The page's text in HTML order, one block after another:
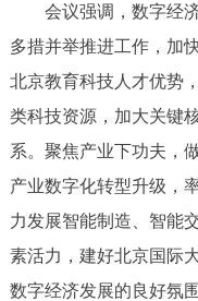
会议强调，数字经济
多措并举推进工作，加
北京教育科技人才优势
类科技资源，加大关键
系。聚焦产业下功夫，
产业数字化转型升级，
力发展智能制造、智能
素活力，建好北京国际
数字经济发展的良好氛